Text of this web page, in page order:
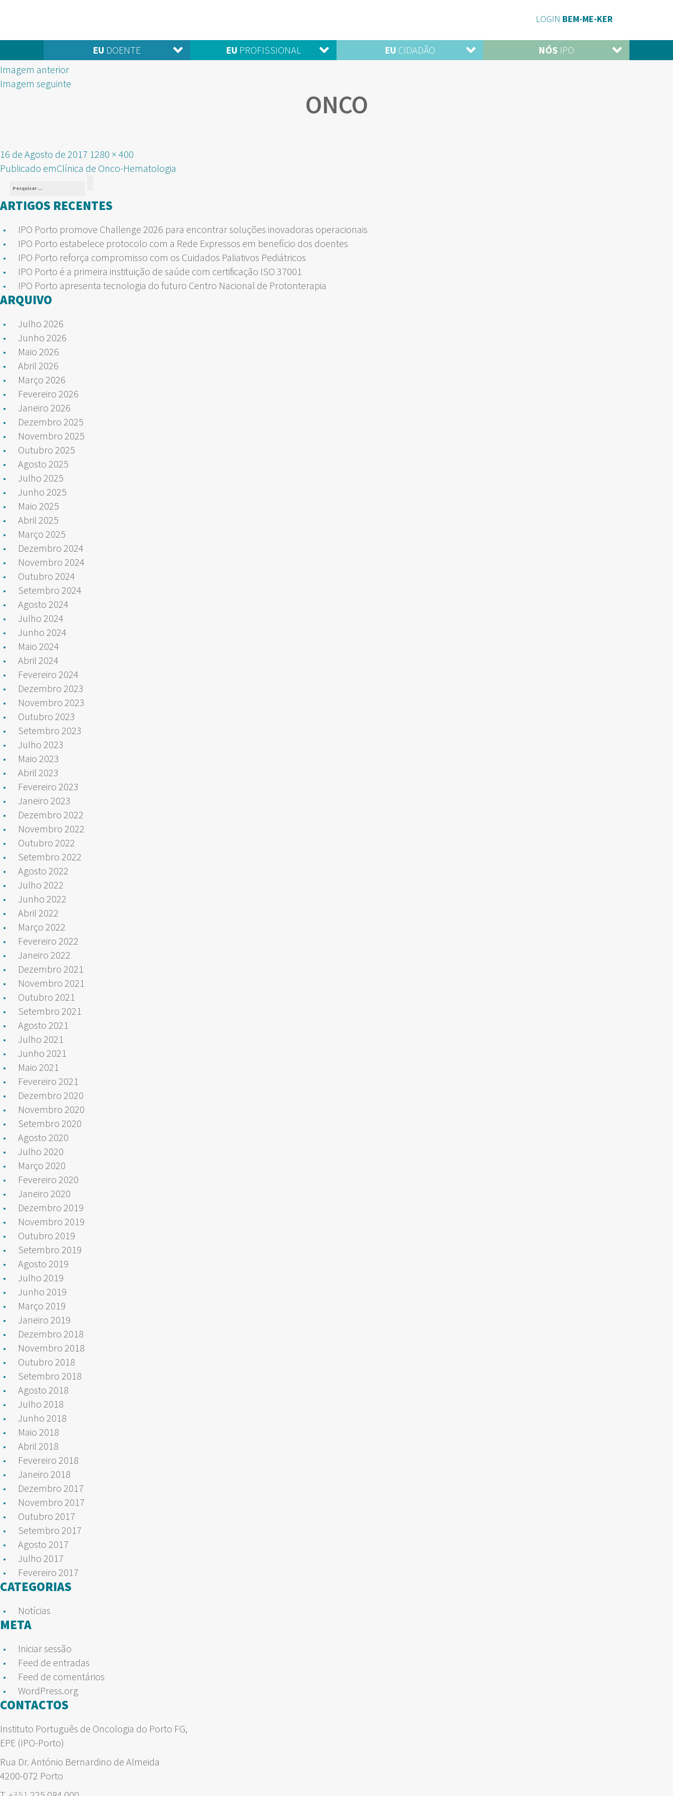
LOGIN BEM-ME-KER
EU DOENTE EU PROFISSIONAL EU CIDADÃO NÓS IPO
Imagem anterior
Imagem seguinte
ONCO
Publicado
em
16 de Agosto de 2017 Tamanho
real
1280 × 400
NAVEGAÇÃO
DE
ARTIGOS
Publicado emClínica de Onco-Hematologia
Pesquisar
por:
ARTIGOS RECENTES
IPO Porto promove Challenge 2026 para encontrar soluções inovadoras operacionais
IPO Porto estabelece protocolo com a Rede Expressos em benefício dos doentes
IPO Porto reforça compromisso com os Cuidados Paliativos Pediátricos
IPO Porto é a primeira instituição de saúde com certificação ISO 37001
IPO Porto apresenta tecnologia do futuro Centro Nacional de Protonterapia
ARQUIVO
Julho 2026
Junho 2026
Maio 2026
Abril 2026
Março 2026
Fevereiro 2026
Janeiro 2026
Dezembro 2025
Novembro 2025
Outubro 2025
Agosto 2025
Julho 2025
Junho 2025
Maio 2025
Abril 2025
Março 2025
Dezembro 2024
Novembro 2024
Outubro 2024
Setembro 2024
Agosto 2024
Julho 2024
Junho 2024
Maio 2024
Abril 2024
Fevereiro 2024
Dezembro 2023
Novembro 2023
Outubro 2023
Setembro 2023
Julho 2023
Maio 2023
Abril 2023
Fevereiro 2023
Janeiro 2023
Dezembro 2022
Novembro 2022
Outubro 2022
Setembro 2022
Agosto 2022
Julho 2022
Junho 2022
Abril 2022
Março 2022
Fevereiro 2022
Janeiro 2022
Dezembro 2021
Novembro 2021
Outubro 2021
Setembro 2021
Agosto 2021
Julho 2021
Junho 2021
Maio 2021
Fevereiro 2021
Dezembro 2020
Novembro 2020
Setembro 2020
Agosto 2020
Julho 2020
Março 2020
Fevereiro 2020
Janeiro 2020
Dezembro 2019
Novembro 2019
Outubro 2019
Setembro 2019
Agosto 2019
Julho 2019
Junho 2019
Março 2019
Janeiro 2019
Dezembro 2018
Novembro 2018
Outubro 2018
Setembro 2018
Agosto 2018
Julho 2018
Junho 2018
Maio 2018
Abril 2018
Fevereiro 2018
Janeiro 2018
Dezembro 2017
Novembro 2017
Outubro 2017
Setembro 2017
Agosto 2017
Julho 2017
Fevereiro 2017
CATEGORIAS
Notícias
META
Iniciar sessão
Feed de entradas
Feed de comentários
WordPress.org
CONTACTOS
Instituto Português de Oncologia do Porto FG,
EPE (IPO-Porto)
Rua Dr. António Bernardino de Almeida
4200-072 Porto